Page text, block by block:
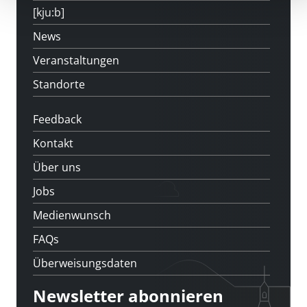
[kju:b]
News
Veranstaltungen
Standorte
Feedback
Kontakt
Über uns
Jobs
Medienwunsch
FAQs
Überweisungsdaten
Newsletter abonnieren